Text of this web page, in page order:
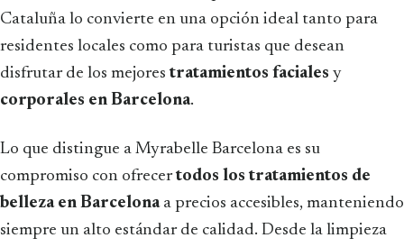
Cataluña lo convierte en una opción ideal tanto para
residentes locales como para turistas que desean
disfrutar de los mejorestratamientos faciales y
corporales en Barcelona.
Lo que distingue a Myrabelle Barcelona es su
compromiso con ofrecertodos los tratamientos de
belleza en Barcelonaa precios accesibles, manteniendo
siempre un alto estándar de calidad. Desde la limpieza